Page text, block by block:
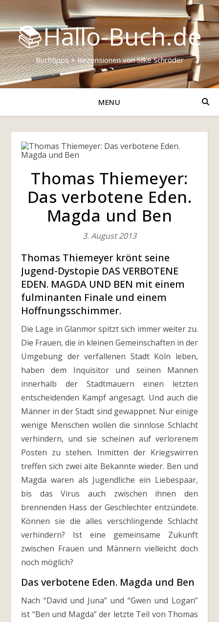
📚Hallo-Buch.de
Buchtipps + Rezensionen von Silke Schröder
MENU
Thomas Thiemeyer:
Das verbotene Eden.
Magda und Ben
3. August 2013
Thomas Thiemeyer krönt seine
Jugend-Dystopie DAS VERBOTENE
EDEN. MAGDA UND BEN mit einem
fulminanten Finale und einem
Hoffnungsschimmer.
Die Lage in Glanmor spitzt sich immer weiter zu.
Die Frauen, die in kleinen Gemeinschaften in der
Umgebung der verfallenen Stadt Köln leben,
haben dem Inquisitor und seinen Mannen
innerhalb der Stadtmauern einen letzten
entscheidenden Kampf angesagt. Und auch die
Männer in der Stadt sind gewappnet. Nur einige
wenige Menschen wollen die sinnlose Schlacht
verhindern, und sie scheinen auf verlorenem
Posten zu stehen. Inmitten der Kriegswirren
treffen sich zwei alte Bekannte wieder. Ben und
Magda waren als Jugendliche ein Liebespaar,
bis das Virus auch zwischen ihnen den
brennenden Hass der Geschlechter entzündete.
Können sie die alles verschlingende Schlacht
verhindern? Ist eine gemeinsame Zukunft
zwischen Frauen und Männern vielleicht doch
noch möglich?
Das verbotene Eden. Magda und Ben
Nach “David und Juna” und “Gwen und Logan”
ist “Ben und Magda” der letzte Teil von Thomas